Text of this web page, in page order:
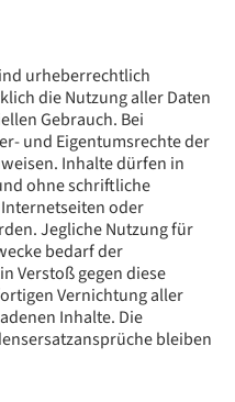
urheberrechtlich
die Nutzung aller Daten
Gebrauch. Bei
und Eigentumsrechte der
Inhalte dürfen in
ohne schriftliche
oder
Jegliche Nutzung für
bedarf der
Verstoß gegen diese
Vernichtung aller
Inhalte. Die
bleiben